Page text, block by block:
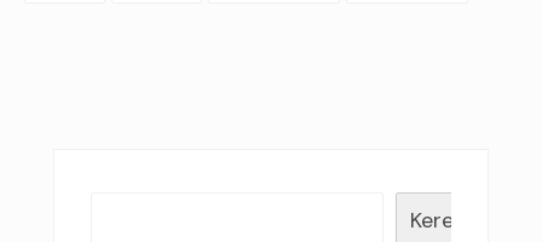
Keresés